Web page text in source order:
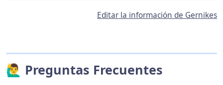
Editar la información de Gernikes
🙋‍♂️ Preguntas Frecuentes